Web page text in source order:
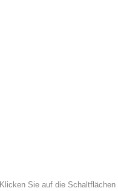
Klicken Sie auf die